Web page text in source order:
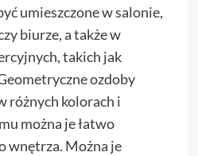
umieszczone w salonie,
biurze, a także w
takich jak
ozdoby
różnych kolorach i
można je łatwo
wnętrza. Można je